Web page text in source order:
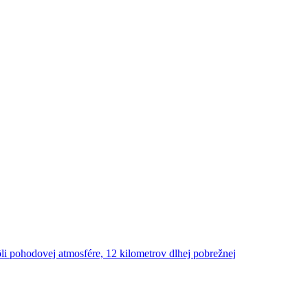
pohodovej atmosfére, 12 kilometrov dlhej pobrežnej